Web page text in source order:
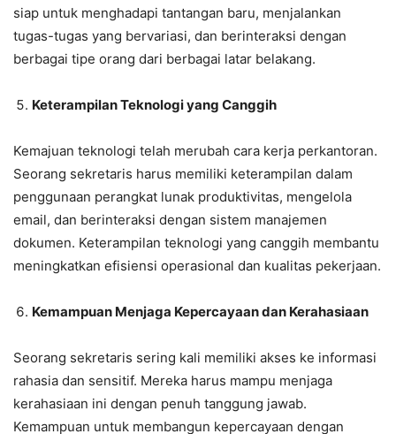
siap untuk menghadapi tantangan baru, menjalankan
tugas-tugas yang bervariasi, dan berinteraksi dengan
berbagai tipe orang dari berbagai latar belakang.
Keterampilan Teknologi yang Canggih
Kemajuan teknologi telah merubah cara kerja perkantoran.
Seorang sekretaris harus memiliki keterampilan dalam
penggunaan perangkat lunak produktivitas, mengelola
email, dan berinteraksi dengan sistem manajemen
dokumen. Keterampilan teknologi yang canggih membantu
meningkatkan efisiensi operasional dan kualitas pekerjaan.
Kemampuan Menjaga Kepercayaan dan Kerahasiaan
Seorang sekretaris sering kali memiliki akses ke informasi
rahasia dan sensitif. Mereka harus mampu menjaga
kerahasiaan ini dengan penuh tanggung jawab.
Kemampuan untuk membangun kepercayaan dengan